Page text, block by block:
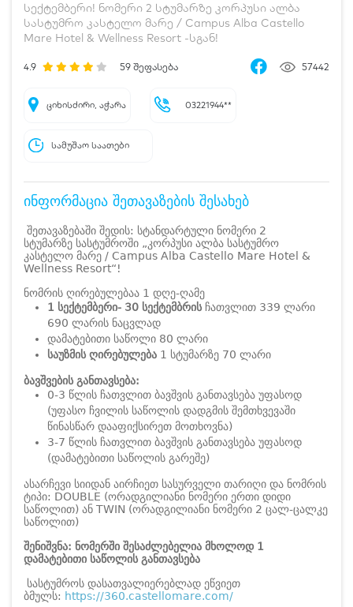
სექტემბერი! ნომერი 2 სტუმარზე კორპუსი ალბა
სასტუმრო კასტელო მარე / Campus Alba Castello
Mare Hotel & Wellness Resort -სგან!
4.9 59 შეფასება 57442
ციხისძირი, აჭარა 03221944**
სამუშაო საათები
ინფორმაცია შეთავაზების შესახებ
შეთავაზებაში შედის: სტანდარტული ნომერი 2
სტუმარზე სასტუმროში „კორპუსი ალბა სასტუმრო
კასტელო მარე / Campus Alba Castello Mare Hotel &
Wellness Resort“!
ნომრის ღირებულებაა 1 დღე-ღამე
1 სექტემბერი- 30 სექტემბრის ჩათვლით 339 ლარი
690 ლარის ნაცვლად
დამატებითი საწოლი 80 ლარი
საუზმის ღირებულება 1 სტუმარზე 70 ლარი
ბავშვების განთავსება:
0-3 წლის ჩათვლით ბავშვის განთავსება უფასოდ
(უფასო ჩვილის საწოლის დადგმის შემთხვევაში
წინასწარ დააფიქსირეთ მოთხოვნა)
3-7 წლის ჩათვლით ბავშვის განთავსება უფასოდ
(დამატებითი საწოლის გარეშე)
ასარჩევი სიიდან აირჩიეთ სასურველი თარიღი და ნომრის
ტიპი: DOUBLE (ორადგილიანი ნომერი ერთი დიდი
საწოლით) ან TWIN (ორადგილიანი ნომერი 2 ცალ-ცალკე
საწოლით)
შენიშვნა: ნომერში შესაძლებელია მხოლოდ 1
დამატებითი საწოლის განთავსება
სასტუმროს დასათვალიერებლად ეწვიეთ
ბმულს: https://360.castellomare.com/